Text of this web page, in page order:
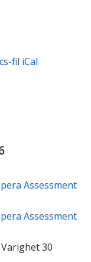
fil iCal
Assessment
Assessment
Varighet30